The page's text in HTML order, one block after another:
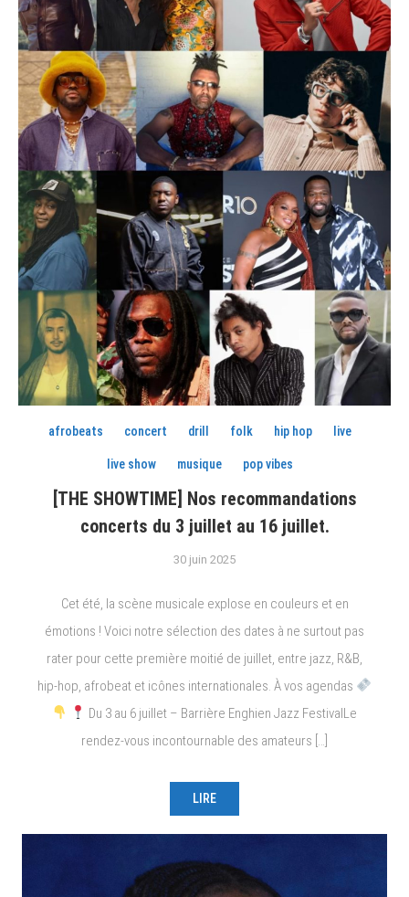
afrobeats concert drill folk hip hop live
live show musique pop vibes
[THE SHOWTIME] Nos recommandations
concerts du 3 juillet au 16 juillet.
30 juin 2025
Cet été, la scène musicale explose en couleurs et en
émotions ! Voici notre sélection des dates à ne surtout pas
rater pour cette première moitié de juillet, entre jazz, R&B,
hip-hop, afrobeat et icônes internationales. À vos agendas
Du 3 au 6 juillet – Barrière Enghien Jazz FestivalLe
rendez-vous incontournable des amateurs […]
LIRE